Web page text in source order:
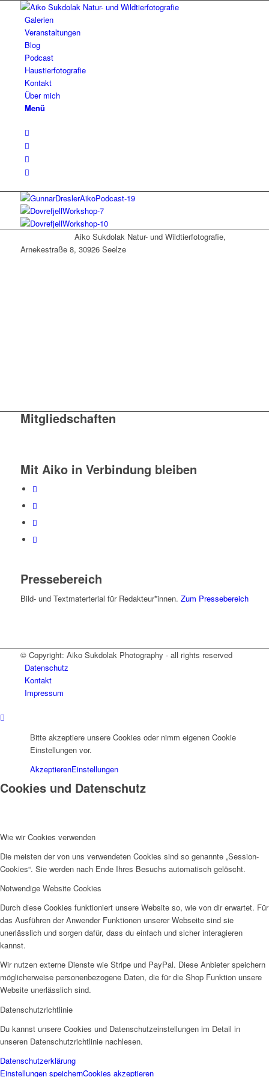
Galerien
Veranstaltungen
Blog
Podcast
Haustierfotografie
Kontakt
Über mich
Menü
Aiko Sukdolak Natur- und Wildtierfotografie,
Arnekestraße 8, 30926 Seelze
Mitgliedschaften
Mit Aiko in Verbindung bleiben
Pressebereich
Bild- und Textmaterterial für Redakteur*innen. Zum Pressebereich
© Copyright: Aiko Sukdolak Photography - all rights reserved
Datenschutz
Kontakt
Impressum
Bitte akzeptiere unsere Cookies oder nimm eigenen Cookie
Einstellungen vor.
AkzeptierenEinstellungen
Cookies und Datenschutz
Wie wir Cookies verwenden
Die meisten der von uns verwendeten Cookies sind so genannte „Session-
Cookies“. Sie werden nach Ende Ihres Besuchs automatisch gelöscht.
Notwendige Website Cookies
Durch diese Cookies funktioniert unsere Website so, wie von dir erwartet. Für
das Ausführen der Anwender Funktionen unserer Webseite sind sie
unerlässlich und sorgen dafür, dass du einfach und sicher interagieren
kannst.
Wir nutzen externe Dienste wie Stripe und PayPal. Diese Anbieter speichern
möglicherweise personenbezogene Daten, die für die Shop Funktion unsere
Website unerlässlich sind.
Datenschutzrichtlinie
Du kannst unsere Cookies und Datenschutzeinstellungen im Detail in
unseren Datenschutzrichtlinie nachlesen.
Datenschutzerklärung
Einstellungen speichernCookies akzeptieren